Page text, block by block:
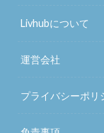
Livhubについて
運営会社
プライバシーポリ